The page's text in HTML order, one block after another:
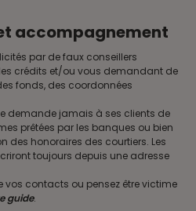
accompagnement
par de faux conseillers
crédits et/ou vous demandant de
fonds, des coordonnées
demande jamais à ses clients de
prêtées par les banques ou bien
des honoraires des courtiers. Les
toujours depuis une adresse
vos contacts ou pensez être victime
guide.